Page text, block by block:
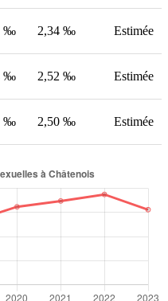
‰ 2,34 ‰ Estimée
‰ 2,52 ‰ Estimée
‰ 2,50 ‰ Estimée